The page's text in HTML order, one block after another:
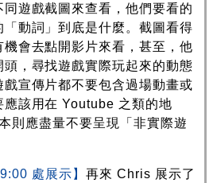
遊戲截圖來查看，他們要看的
動詞」到底是什麼。截圖看得
會去點開影片來看，甚至，他
，尋找遊戲實際玩起來的動態
戲宣傳片都不要包含過場動畫或
該用在 Youtube 之類的地
則應盡量不要呈現「非實際遊
處展示】再來 Chris 展示了